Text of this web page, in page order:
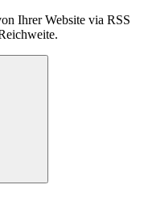
Ihrer Website via RSS